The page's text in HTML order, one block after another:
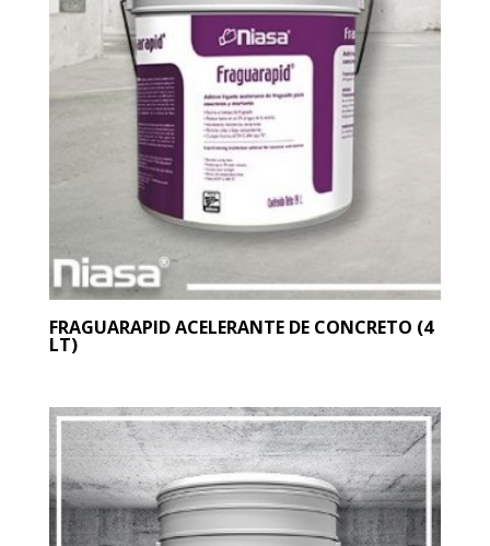
FRAGUARAPID ACELERANTE DE CONCRETO (4
LT)